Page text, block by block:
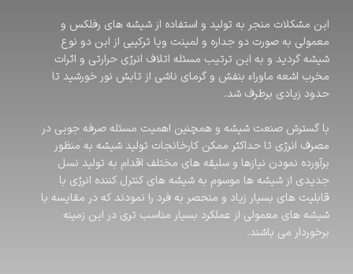
این مشکلات منجر به تولید و استفاده از شیشه های رفلکس و
معمولی به صورت دو جداره و لمینت ویا ترکیبی از این دو نوع
شیشه گردید و به این ترتیب مسئله اتلاف انرژی حرارتی و اثرات
مخرب اشعه ماوراء بنفش و گرمای ناشی از تابش نور خورشید تا
حدود زیادی برطرف شد.
با گسترش صنعت شیشه و همچنین اهمیت مسئله صرفه جویی در
مصرف انرژی تا حداکثر ممکن کارخانجات تولید شیشه به منظور
برآورده نمودن نیازها و سلیقه های مختلف اقدام به تولید نسل
جدیدی از شیشه ها موسوم به شیشه های کنترل کننده انرژی با
قابلیت های بسیار زیاد و منحصر به فرد را نمودند که در مقایسه با
شیشه های معمولی از عملکرد بسیار مناسب تری در این زمینه
برخوردار می باشند.